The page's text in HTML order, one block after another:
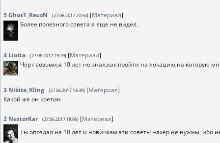
5GhosT_RecoN (27.06.2017 20:50) [Материал]
Более полезного совета я еще не видел.
4 Liotta (27.06.2017 19:19) [Материал]
Чёрт возьми,я 10 лет не знал,как пройти на локацию,на которую
3 Nikita_Kling (27.06.2017 18:39) [Материал]
Какой же он кретин
2 NestorKar (27.06.2017 18:05) [Материал]
Ты опоздал на 10 лет и новичкам эти советы нахер не нужны, ибо